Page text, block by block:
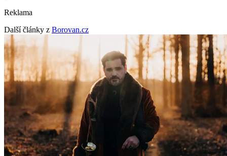
Reklama
Další články z Borovan.cz